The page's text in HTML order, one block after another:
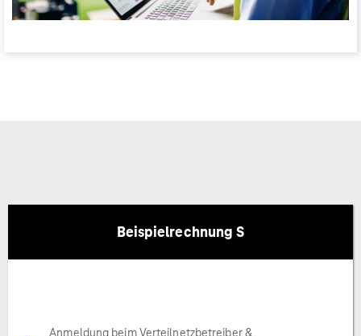
Beispielrechnung S
Anmeldung beim Verteilnetzbetreiber &